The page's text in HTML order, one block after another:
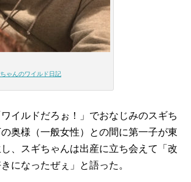
ゃんのワイルド日記
イルドだろぉ！」でおなじみのスギち
奥様（一般女性）との間に第一子が東
、スギちゃんは出産に立ち会えて「改
になったぜぇ」と語った。